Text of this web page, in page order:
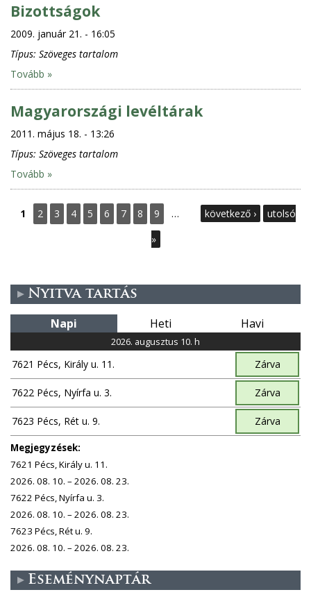
Bizottságok
2009. január 21. - 16:05
Típus: Szöveges tartalom
Tovább »
Magyarországi levéltárak
2011. május 18. - 13:26
Típus: Szöveges tartalom
Tovább »
O
a
l
a
k
1 2 3 4 5 6 7 8 9 … következő ›
utolsó
»
Nyitva tartás
Napi Heti Havi
2026. augusztus 10. h
7621 Pécs, Király u. 11. Zárva
7622 Pécs, Nyírfa u. 3. Zárva
7623 Pécs, Rét u. 9. Zárva
Megjegyzések:
7621 Pécs, Király u. 11.
2026. 08. 10. – 2026. 08. 23.
7622 Pécs, Nyírfa u. 3.
2026. 08. 10. – 2026. 08. 23.
7623 Pécs, Rét u. 9.
2026. 08. 10. – 2026. 08. 23.
Eseménynaptár